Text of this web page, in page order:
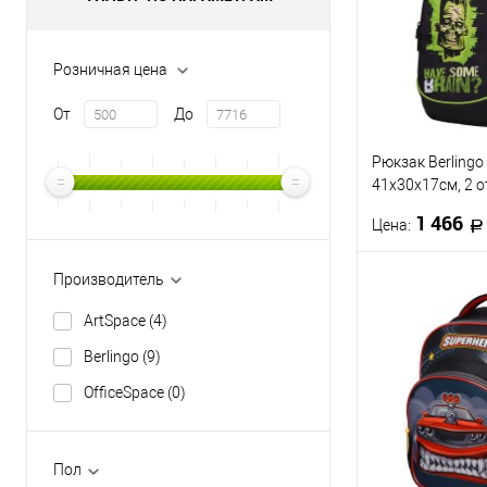
Розничная цена
От До
Производитель
ArtSpace (4)
Berlingo (9)
OfficeSpace (0)
Пол
Рюкзак Berlingo
41х30х17см, 2
Цена: 1 466
Купить в 1
В избранное